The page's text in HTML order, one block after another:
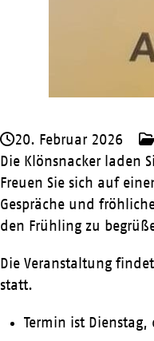
20. Februar 2026
Die Klönsnacker laden
Freuen Sie sich auf
Gespräche und
den Frühling zu
Die Veranstaltung
statt.
Termin ist